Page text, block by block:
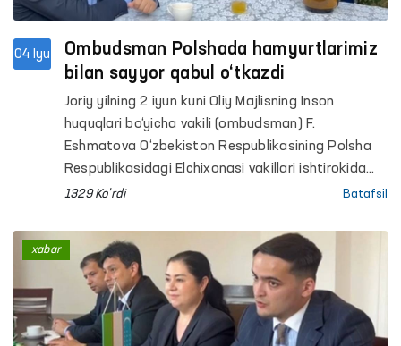
04 Iyu
Ombudsman Polshada hamyurtlarimiz
bilan sayyor qabul o‘tkazdi
Joriy yilning 2 iyun kuni Oliy Majlisning Inson
huquqlari bo‘yicha vakili (ombudsman) F.
Eshmatova O‘zbekiston Respublikasining Polsha
Respublikasidagi Elchixonasi vakillari ishtirokida
Polshada vaqtincha mehnat faoliyatini amalga
1329 Ko'rdi Batafsil
xabar